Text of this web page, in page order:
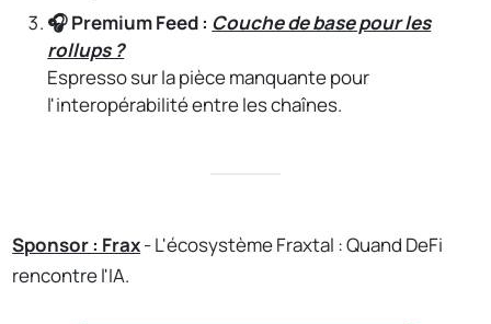
🎧 Premium Feed : Couche de base pour les
rollups ?
Espresso sur la pièce manquante pour
l'interopérabilité entre les chaînes.
Sponsor : Frax- L'écosystème Fraxtal : Quand DeFi
rencontre l'IA.